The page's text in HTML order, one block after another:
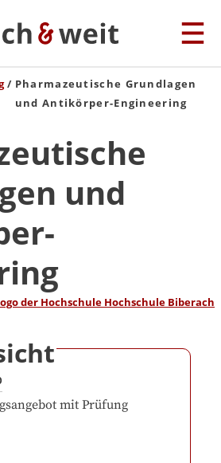
Pharmazeutische Grundlagen
und Antikörper-Engineering
und
mit Prüfung